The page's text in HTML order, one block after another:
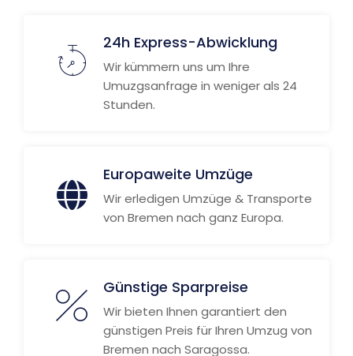
24h Express-Abwicklung
Wir kümmern uns um Ihre
Umuzgsanfrage in weniger als 24
Stunden.
Europaweite Umzüge
Wir erledigen Umzüge & Transporte
von Bremen nach ganz Europa.
Günstige Sparpreise
Wir bieten Ihnen garantiert den
günstigen Preis für Ihren Umzug von
Bremen nach Saragossa.